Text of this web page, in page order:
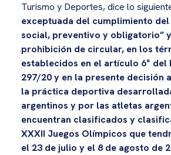
Turismo y Deportes, dice lo
exceptuada del cumplimiento del
social, preventivo y obligatorio”
prohibición de circular, en los
establecidos en el artículo 6° del
297/20 y en la presente decisión
la práctica deportiva
argentinos y por las atletas
encuentran clasificados y
XXXII Juegos Olímpicos que
el 23 de julio y el 8 de agosto de